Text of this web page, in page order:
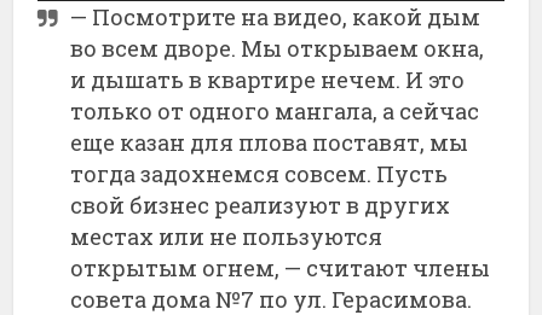
— Посмотрите на видео, какой дым
во всем дворе. Мы открываем окна,
и дышать в квартире нечем. И это
только от одного мангала, а сейчас
еще казан для плова поставят, мы
тогда задохнемся совсем. Пусть
свой бизнес реализуют в других
местах или не пользуются
открытым огнем, — считают члены
совета дома №7 по ул. Герасимова.